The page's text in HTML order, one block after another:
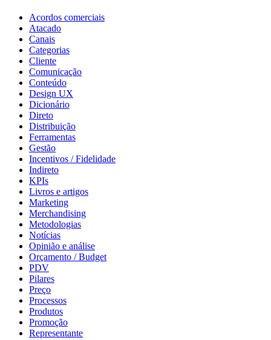
Acordos comerciais
Atacado
Canais
Categorias
Cliente
Comunicação
Conteúdo
Design UX
Dicionário
Direto
Distribuição
Ferramentas
Gestão
Incentivos / Fidelidade
Indireto
KPIs
Livros e artigos
Marketing
Merchandising
Metodologias
Notícias
Opinião e análise
Orçamento / Budget
PDV
Pilares
Preço
Processos
Produtos
Promoção
Representante